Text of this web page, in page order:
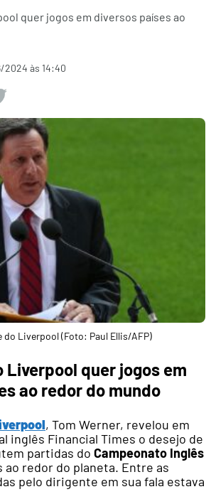
quer jogos em diversos países ao
2024 às 14:40
do Liverpool (Foto: Paul Ellis/AFP)
Liverpool quer jogos em
ao redor do mundo
, Tom Werner, revelou em
inglês Financial Times o desejo de
partidas do Campeonato Inglês
ao redor do planeta. Entre as
pelo dirigente em sua fala estava